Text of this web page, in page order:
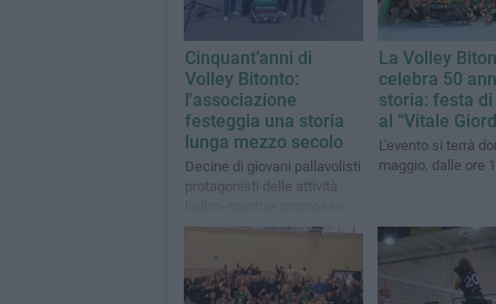
Cinquant’anni di
Volley Bitonto:
l'associazione
festeggia una storia
lunga mezzo secolo
Decine di giovani pallavolisti
protagonisti delle attività
dalla società bitontina
La Volley
celebra 50
storia: festa
al “Vitale
L'evento si terrà
maggio, dalle ore